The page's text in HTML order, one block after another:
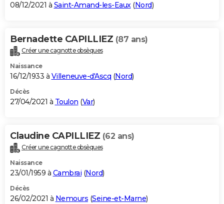
08/12/2021 à Saint-Amand-les-Eaux(Nord)
Bernadette CAPILLIEZ (87 ans)
Créer une cagnotte obsèques
Naissance
16/12/1933 à Villeneuve-d'Ascq (Nord)
Décès
27/04/2021 à Toulon (Var)
Claudine CAPILLIEZ (62 ans)
Créer une cagnotte obsèques
Naissance
23/01/1959 à Cambrai (Nord)
Décès
26/02/2021 à Nemours (Seine-et-Marne)